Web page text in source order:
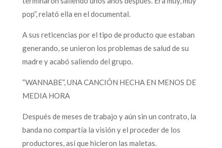
pop”, relató ella en el documental.
A sus reticencias por el tipo de producto que estaban
generando, se unieron los problemas de salud de su
madre y acabó saliendo del grupo.
“WANNABE”, UNA CANCIÓN HECHA EN MENOS DE
MEDIA HORA
Después de meses de trabajo y aún sin un contrato, la
banda no compartía la visión y el proceder de los
productores, así que hicieron las maletas.